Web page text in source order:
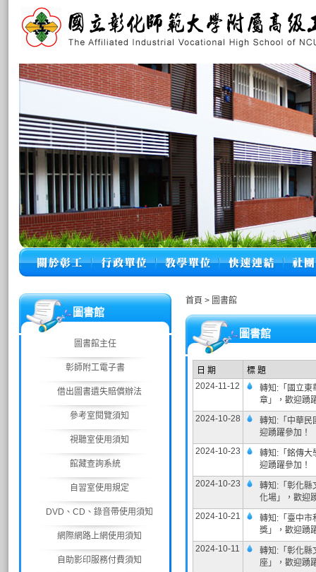
圖書館
圖書館主任
彰師附工電子書
借出圖書遺失賠償辦法
參考室閱覽須知
視聽室使用須知
館藏查詢系統
自習室使用規定
DVD、CD、錄音帶使用須知
網際網路上網使用須知
自助影印服務付費須知
首頁 > 圖書館
圖書館
日 期
標 題
2024-11-12
轉知:「國立東
章」，歡迎踴
2024-10-28
轉知:「中華民
迎踴躍參加！
2024-10-23
轉知:「銘傳大
迎踴躍參加！
2024-10-23
轉知:「彰化縣
化場」，歡迎
2024-10-21
轉知:「臺中市
獎」，歡迎踴
2024-10-11
轉知:「彰化縣
座」，歡迎踴